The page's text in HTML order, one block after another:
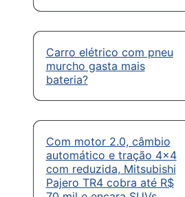
Carro elétrico com pneu
murcho gasta mais
bateria?
Com motor 2.0, câmbio
automático e tração 4×4
com reduzida, Mitsubishi
Pajero TR4 cobra até R$